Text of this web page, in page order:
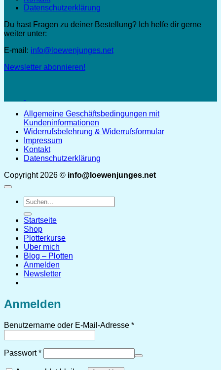
Datenschutzerklärung
Du hast Fragen zu deiner Bestellung? Ich helfe dir gerne
weiter unter:
E-mail: info@loewenjunges.net
Newsletter abonnieren!
Allgemeine Geschäftsbedingungen mit
Kundeninformationen
Widerrufsbelehrung & Widerrufsformular
Impressum
Kontakt
Datenschutzerklärung
Copyright 2026 © info@loewenjunges.net
Suchen
nach:
Startseite
Shop
Plotterkurse
Über mich
Blog – Plotten
Anmelden
Newsletter
Anmelden
Benutzername oder E-Mail-Adresse *Erforderlich
Passwort*Erforderlich